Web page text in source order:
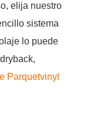
elija nuestro
sistema
lo puede
Parquetvinyl